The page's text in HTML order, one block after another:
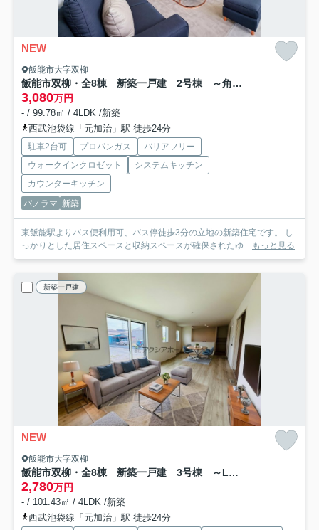
NEW
飯能市大字双柳
飯能市双柳・全8棟 新築一戸建 2号棟 ～角地・駐車2台～
3,080万円
- / 99.78㎡ / 4LDK /新築
西武池袋線「元加治」駅 徒歩24分
駐車2台可 プロパンガス
バリアフリー
ウォークインクロゼット
システムキッチン
カウンターキッチン
パノラマ 新築
東飯能駅よりバス便利用可、バス停徒歩3分の立地の新築住宅です。 し
っかりとした居住スペースと収納スペースが確保されたゆ... もっと見る
新築一戸建
NEW
飯能市大字双柳
飯能市双柳・全8棟 新築一戸建 3号棟 ～LDK21.3帖～
2,780万円
- / 101.43㎡ / 4LDK /新築
西武池袋線「元加治」駅 徒歩24分